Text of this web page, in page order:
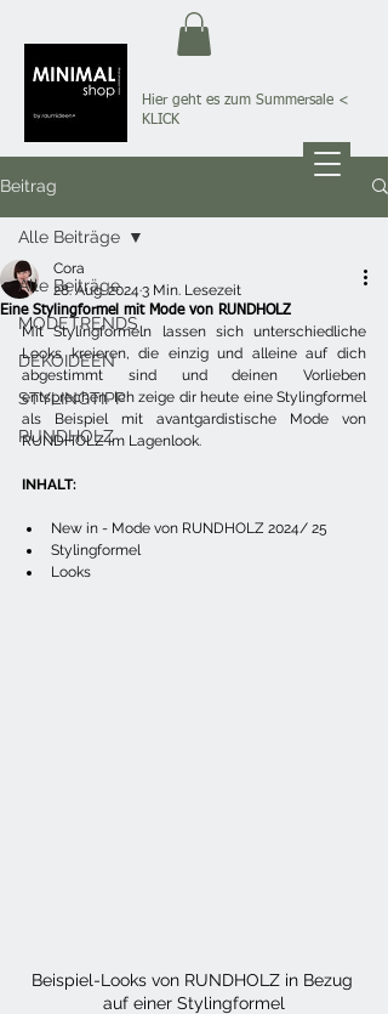
Hier geht es zum Summersale <
KLICK
Beitrag
Alle Beiträge
MODETRENDS
DEKOIDEEN
STYLINGTIPP
RUNDHOLZ
Alle Beiträge
Eine Stylingformel mit Mode von RUNDHOLZ
Cora
28. Aug. 2024 3 Min. Lesezeit
Mit Stylingformeln lassen sich unterschiedliche
Looks kreieren, die einzig und alleine auf dich
abgestimmt sind und deinen Vorlieben
entsprechen. Ich zeige dir heute eine Stylingformel
als Beispiel mit avantgardistische Mode von
RUNDHOLZ im Lagenlook.
INHALT:
New in - Mode von RUNDHOLZ 2024/ 25
Stylingformel
Looks
Beispiel-Looks von RUNDHOLZ in Bezug
auf einer Stylingformel